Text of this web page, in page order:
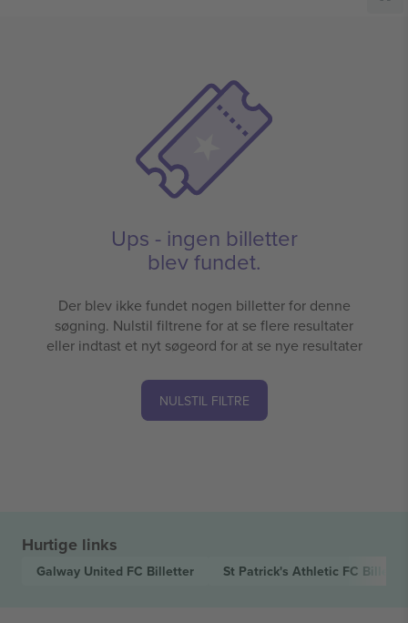
Ups - ingen billetter
blev fundet.
Der blev ikke fundet nogen billetter for denne
søgning. Nulstil filtrene for at se flere resultater
eller indtast et nyt søgeord for at se nye resultater
NULSTIL FILTRE
Hurtige links
Galway United FC Billetter St Patrick's Athletic FC